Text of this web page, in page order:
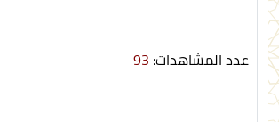
عدد المشاهدات: 93